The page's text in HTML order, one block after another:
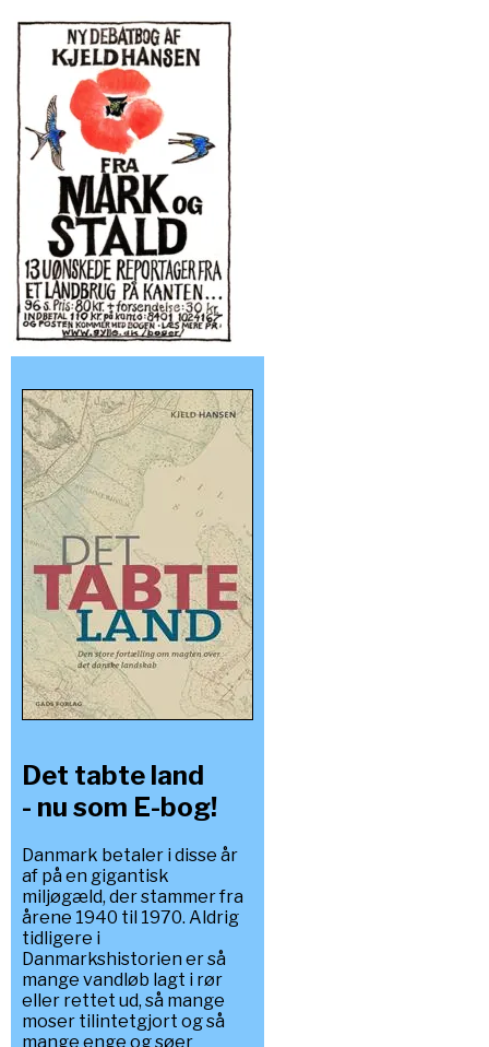
Det tabte land
- nu som E-bog!
Danmark betaler i disse år
af på en gigantisk
miljøgæld, der stammer fra
årene 1940 til 1970. Aldrig
tidligere i
Danmarkshistorien er så
mange vandløb lagt i rør
eller rettet ud, så mange
moser tilintetgjort og så
mange enge og søer